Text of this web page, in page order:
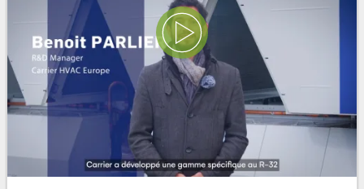
Lire la vidéo